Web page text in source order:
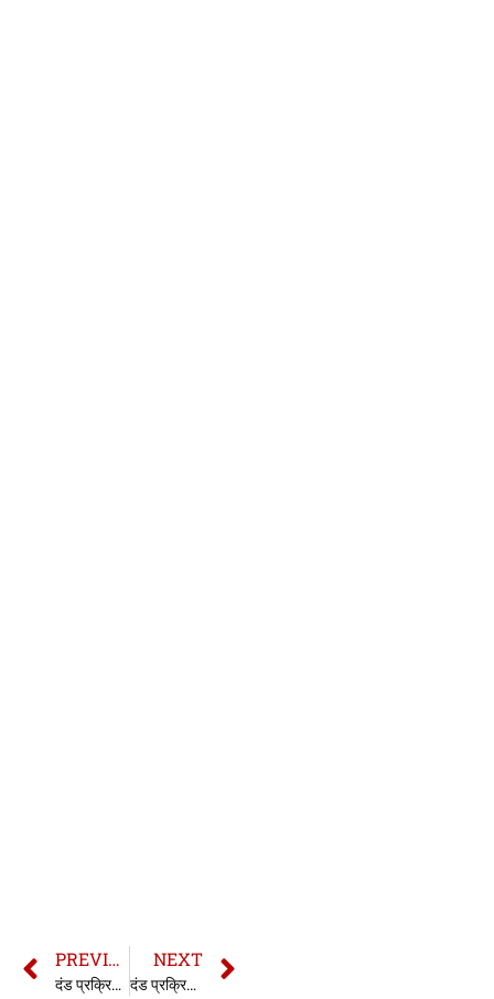
PREVIOUS
दंड प्रक्रिया संहिता की धारा 419 | सीआरपीसी की धारा 419 | Section 419 CrPC in hindi
NEXT
दंड प्रक्रिया संहिता की धारा 421 | सीआरपीसी की धारा 421 | Section 421 CrPC in hindi